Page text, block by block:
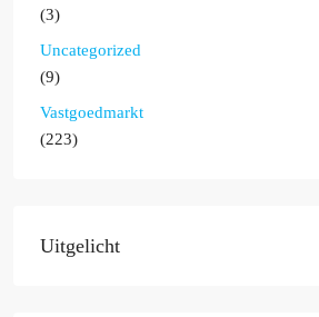
(3)
Uncategorized
(9)
Vastgoedmarkt
(223)
Uitgelicht